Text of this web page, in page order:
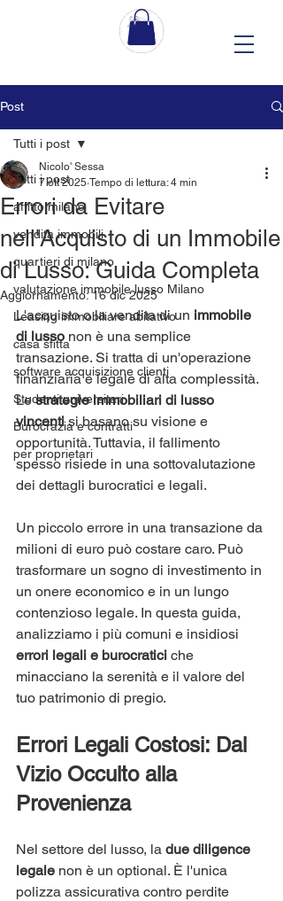
Post
Tutti i post
affitto milano
vendita immobili
quartieri di milano
valutazione immobile lusso Milano
Leasing immobiliare abitativo
casa sfitta
software acquisizione clienti
Studenti universitari
Burocrazia e contratti
per proprietari
Tutti i post
Errori da Evitare
nell'Acquisto di un Immobile
di Lusso: Guida Completa
Nicolo' Sessa
7 ott 2025 Tempo di lettura: 4 min
Aggiornamento:16 dic 2025
L'acquisto o la vendita di un immobile
di lusso non è una semplice
transazione. Si tratta di un'operazione
finanziaria e legale di alta complessità.
Le strategie immobiliari di lusso
vincenti si basano su visione e
opportunità. Tuttavia, il fallimento
spesso risiede in una sottovalutazione
dei dettagli burocratici e legali.
Un piccolo errore in una transazione da
milioni di euro può costare caro. Può
trasformare un sogno di investimento in
un onere economico e in un lungo
contenzioso legale. In questa guida,
analizziamo i più comuni e insidiosi
errori legali e burocratici che
minacciano la serenità e il valore del
tuo patrimonio di pregio.
Errori Legali Costosi: Dal
Vizio Occulto alla
Provenienza
Nel settore del lusso, la due diligence
legale non è un optional. È l'unica
polizza assicurativa contro perdite